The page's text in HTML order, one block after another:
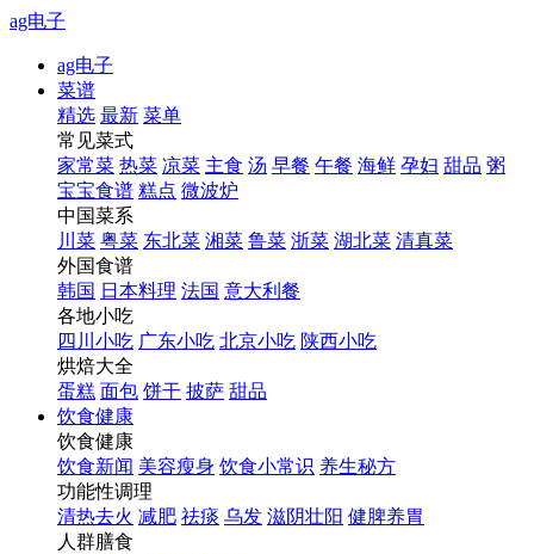
ag电子
ag电子
菜谱
精选 最新 菜单
常见菜式
家常菜 热菜 凉菜 主食 汤 早餐 午餐 海鲜 孕妇 甜品 粥
宝宝食谱 糕点 微波炉
中国菜系
川菜 粤菜 东北菜 湘菜 鲁菜 浙菜 湖北菜 清真菜
外国食谱
韩国 日本料理 法国 意大利餐
各地小吃
四川小吃 广东小吃 北京小吃 陕西小吃
烘焙大全
蛋糕 面包 饼干 披萨 甜品
饮食健康
饮食健康
饮食新闻 美容瘦身 饮食小常识 养生秘方
功能性调理
清热去火 减肥 祛痰 乌发 滋阴壮阳 健脾养胃
人群膳食